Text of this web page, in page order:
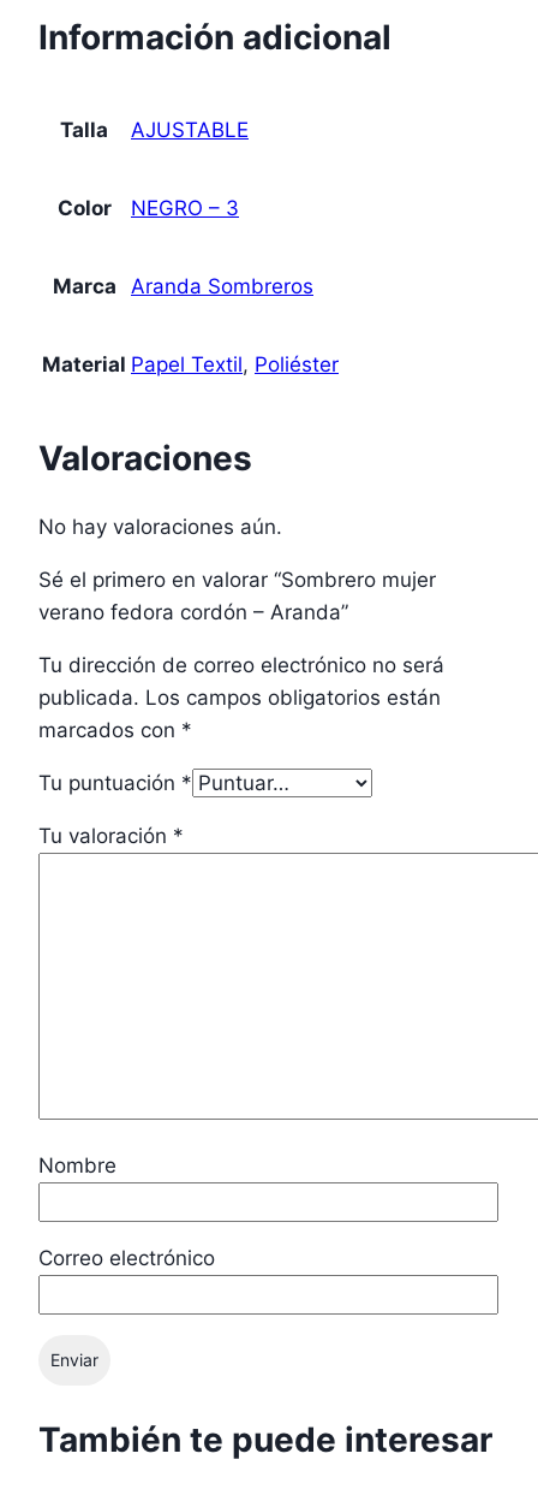
Información adicional
Talla AJUSTABLE
Color NEGRO – 3
Marca Aranda Sombreros
Material Papel Textil, Poliéster
Valoraciones
No hay valoraciones aún.
Sé el primero en valorar “Sombrero mujer
verano fedora cordón – Aranda”
Tu dirección de correo electrónico no será
publicada. Los campos obligatorios están
marcados con *
Tu puntuación *
Tu valoración *
Nombre
Correo electrónico
También te puede interesar